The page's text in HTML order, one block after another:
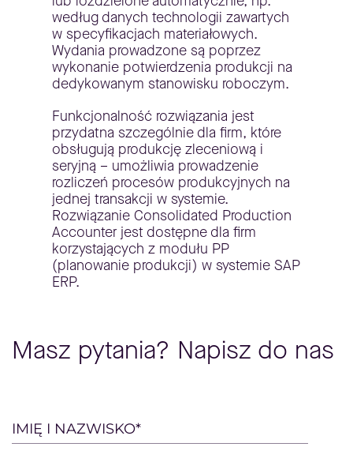
według danych technologii zawartych
w specyfikacjach materiałowych.
Wydania prowadzone są poprzez
wykonanie potwierdzenia produkcji na
dedykowanym stanowisku roboczym.
Funkcjonalność rozwiązania jest
przydatna szczególnie dla firm, które
obsługują produkcję zleceniową i
seryjną – umożliwia prowadzenie
rozliczeń procesów produkcyjnych na
jednej transakcji w systemie.
Rozwiązanie Consolidated Production
Accounter jest dostępne dla firm
korzystających z modułu PP
(planowanie produkcji) w systemie SAP
ERP.
Masz pytania? Napisz do nas
Please
IMIĘ I NAZWISKO*